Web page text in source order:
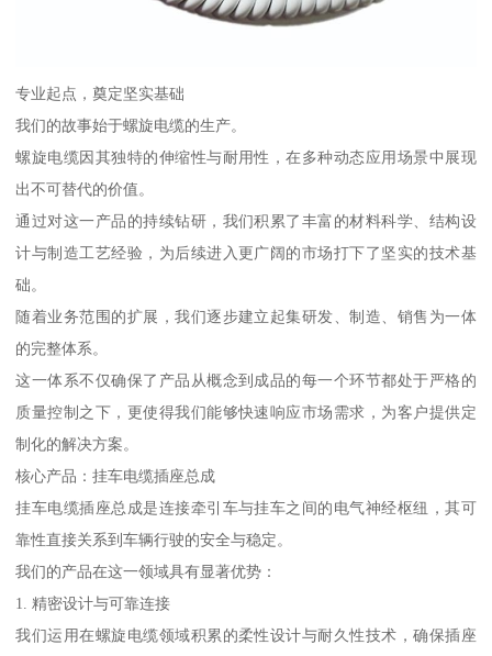
专业起点，奠定坚实基础
我们的故事始于螺旋电缆的生产。
螺旋电缆因其独特的伸缩性与耐用性，在多种动态应用场景中展现
出不可替代的价值。
通过对这一产品的持续钻研，我们积累了丰富的材料科学、结构设
计与制造工艺经验，为后续进入更广阔的市场打下了坚实的技术基
础。
随着业务范围的扩展，我们逐步建立起集研发、制造、销售为一体
的完整体系。
这一体系不仅确保了产品从概念到成品的每一个环节都处于严格的
质量控制之下，更使得我们能够快速响应市场需求，为客户提供定
制化的解决方案。
核心产品：挂车电缆插座总成
挂车电缆插座总成是连接牵引车与挂车之间的电气神经枢纽，其可
靠性直接关系到车辆行驶的安全与稳定。
我们的产品在这一领域具有显著优势：
1. 精密设计与可靠连接
我们运用在螺旋电缆领域积累的柔性设计与耐久性技术，确保插座